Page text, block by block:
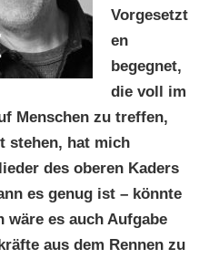
Vorgesetzt
en
begegnet,
die voll im
Menschen zu treffen,
stehen, hat mich
des oberen Kaders
es genug ist – könnte
wäre es auch Aufgabe
aus dem Rennen zu